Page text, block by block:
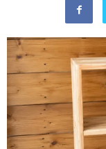
HPL,
Kertas,